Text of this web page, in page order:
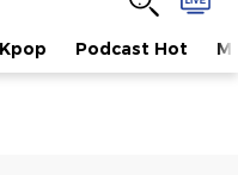
Kpop Podcast Hot